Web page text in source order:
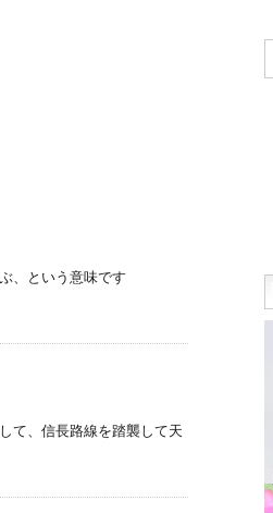
、という意味です
て、信長路線を踏襲して天